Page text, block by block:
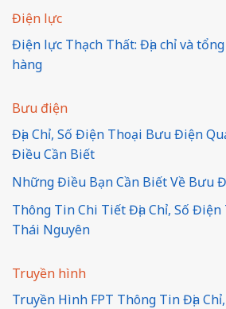
Điện lực
Điện lực Thạch Thất: Địa chỉ và
hàng
Bưu điện
Địa Chỉ, Số Điện Thoại Bưu Điện
Điều Cần Biết
Những Điều Bạn Cần Biết Về Bưu
Thông Tin Chi Tiết Địa Chỉ, Số
Thái Nguyên
Truyền hình
Truyền Hình FPT Thông Tin Địa